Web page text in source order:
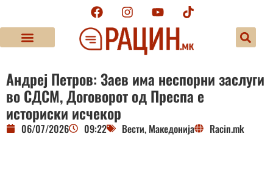
Андреј Петров: Заев има неспорни заслуги
во СДСМ, Договорот од Преспа е
историски исчекор
06/07/2026 09:22 Вести, Македонија Racin.mk